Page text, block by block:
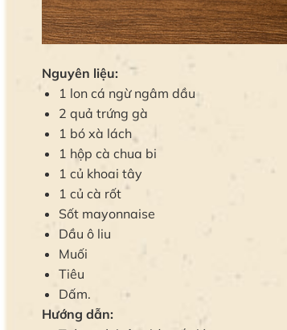
Nguyên liệu:
1 lon cá ngừ ngâm dầu
2 quả trứng gà
1 bó xà lách
1 hộp cà chua bi
1 củ khoai tây
1 củ cà rốt
Sốt mayonnaise
Dầu ô liu
Muối
Tiêu
Dấm.
Hướng dẫn: